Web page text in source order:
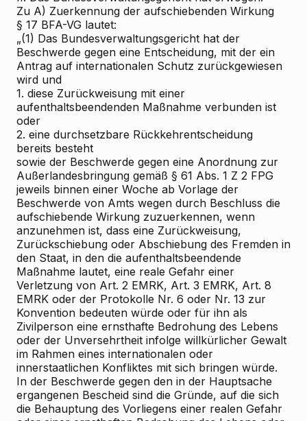
Zu A) Zuerkennung der aufschiebenden Wirkung
§ 17 BFA-VG lautet:
„(1) Das Bundesverwaltungsgericht hat der
Beschwerde gegen eine Entscheidung, mit der ein
Antrag auf internationalen Schutz zurückgewiesen
wird und
1. diese Zurückweisung mit einer
aufenthaltsbeendenden Maßnahme verbunden ist
oder
2. eine durchsetzbare Rückkehrentscheidung
bereits besteht
sowie der Beschwerde gegen eine Anordnung zur
Außerlandesbringung gemäß § 61 Abs. 1 Z 2 FPG
jeweils binnen einer Woche ab Vorlage der
Beschwerde von Amts wegen durch Beschluss die
aufschiebende Wirkung zuzuerkennen, wenn
anzunehmen ist, dass eine Zurückweisung,
Zurückschiebung oder Abschiebung des Fremden in
den Staat, in den die aufenthaltsbeendende
Maßnahme lautet, eine reale Gefahr einer
Verletzung von Art. 2 EMRK, Art. 3 EMRK, Art. 8
EMRK oder der Protokolle Nr. 6 oder Nr. 13 zur
Konvention bedeuten würde oder für ihn als
Zivilperson eine ernsthafte Bedrohung des Lebens
oder der Unversehrtheit infolge willkürlicher Gewalt
im Rahmen eines internationalen oder
innerstaatlichen Konfliktes mit sich bringen würde.
In der Beschwerde gegen den in der Hauptsache
ergangenen Bescheid sind die Gründe, auf die sich
die Behauptung des Vorliegens einer realen Gefahr